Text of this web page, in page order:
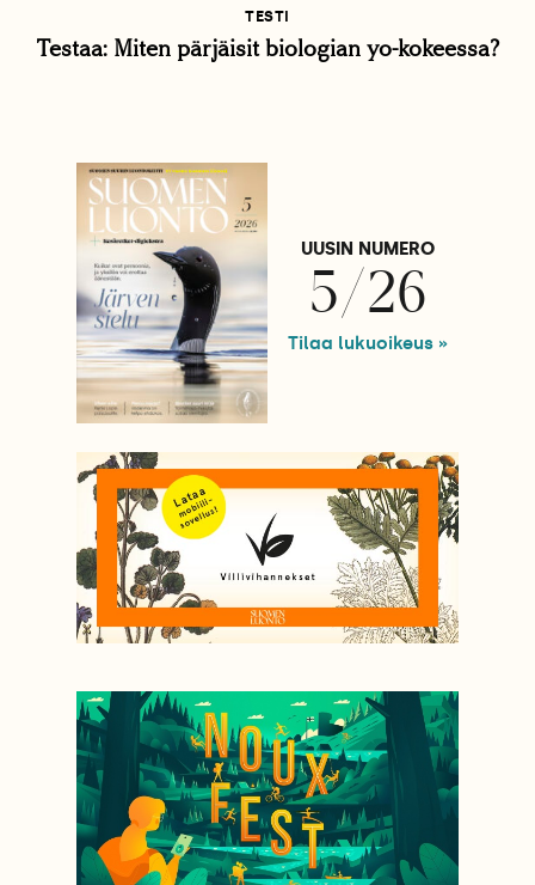
TESTI
Testaa: Miten pärjäisit biologian yo-kokeessa?
UUSIN NUMERO
5/26
Tilaa lukuoikeus »